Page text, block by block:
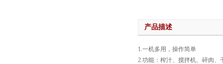
产品描述
1.一机多用，操作简单
2.功能：榨汁、搅拌机、碎肉、